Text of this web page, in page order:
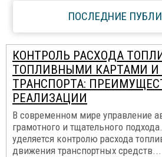
ПОСЛЕДНИЕ
КОНТРОЛЬ РАСХОДА
ТОПЛИВНЫМИ КАРТАМИ И
ТРАНСПОРТА:
РЕАЛИЗАЦИИ
В современном мире управление
грамотного и тщательного
уделяется контролю расхода
движения транспортных средств...